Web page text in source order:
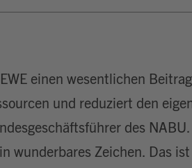
einen wesentlichen
und reduziert den
des NABU.
wunderbares Zeichen. Das ist